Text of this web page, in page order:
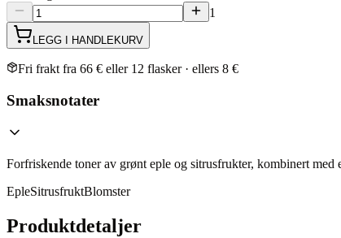
1
LEGG I HANDLEKURV
Fri frakt fra 66 € eller 12 flasker · ellers 8 €
Smaksnotater
Forfriskende toner av grønt eple og sitrusfrukter, kombinert
EpleSitrusfruktBlomster
Produktdetaljer